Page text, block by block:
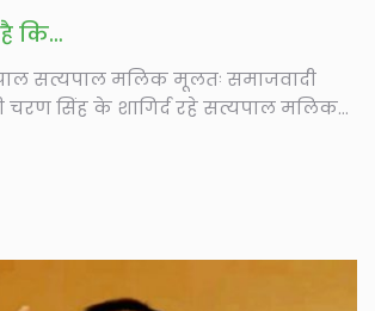
कि…
सत्यपाल मलिक मूलतः समाजवादी
चरण सिंह के शागिर्द रहे सत्यपाल मलिक